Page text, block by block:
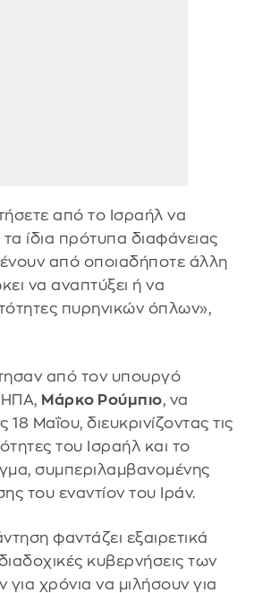
από το Ισραήλ να
ίδια πρότυπα διαφάνειας
από οποιαδήποτε άλλη
να αναπτύξει ή να
πυρηνικών όπλων»,
από τον υπουργό
ΗΠΑ, Μάρκο Ρούμπιο, να
18 Μαΐου, διευκρινίζοντας τις
του Ισραήλ και το
συμπεριλαμβανομένης
του εναντίον του Ιράν.
φαντάζει εξαιρετικά
κυβερνήσεις των
χρόνια να μιλήσουν για